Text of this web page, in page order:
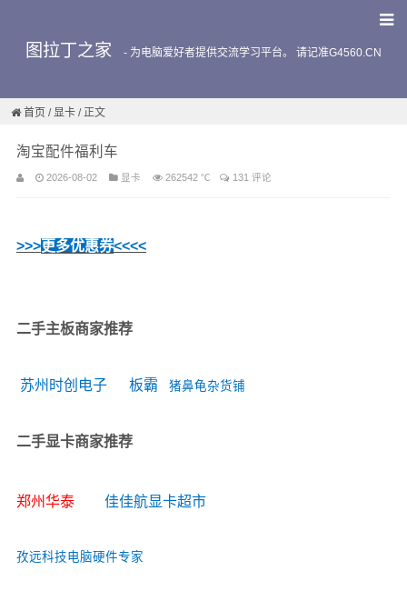
图拉丁之家 - 为电脑爱好者提供交流学习平台。 请记准G4560.CN
首页 /显卡 / 正文
淘宝配件福利车
2026-08-02 显卡 262542 ℃ 131 评论
>>>更多优惠券<<<<
二手主板商家推荐
苏州时创电子 板霸 猪鼻龟杂货铺
二手显卡商家推荐
郑州华泰 佳佳航显卡超市
孜远科技电脑硬件专家